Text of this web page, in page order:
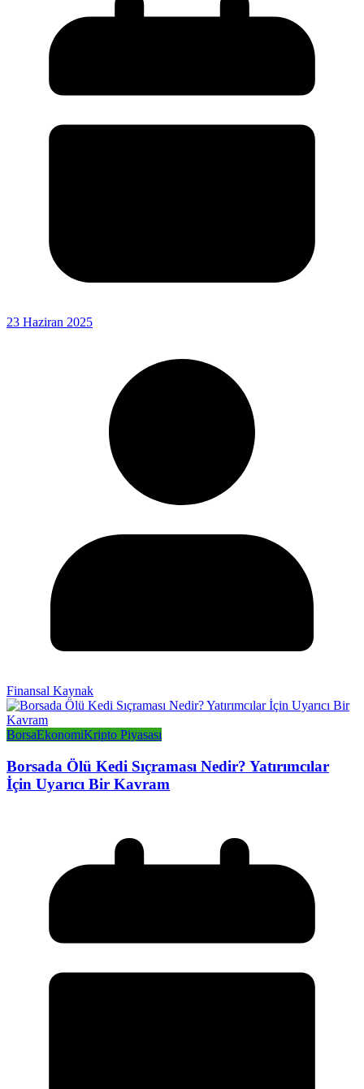
23 Haziran 2025
Finansal Kaynak
BorsaEkonomiKripto Piyasası
Borsada Ölü Kedi Sıçraması Nedir? Yatırımcılar
İçin Uyarıcı Bir Kavram